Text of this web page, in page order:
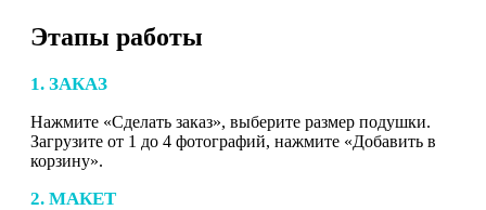
Этапы работы
1. ЗАКАЗ
Нажмите «Сделать заказ», выберите размер подушки.
Загрузите от 1 до 4 фотографий, нажмите «Добавить в
корзину».
2. МАКЕТ